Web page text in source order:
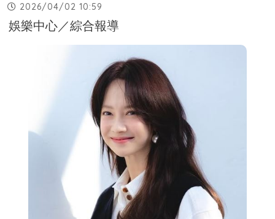
2026/04/02 10:59
娛樂中心／綜合報導